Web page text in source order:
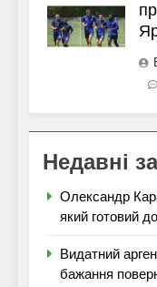
Недавні
Олександр
який готовий
Видатний
бажання